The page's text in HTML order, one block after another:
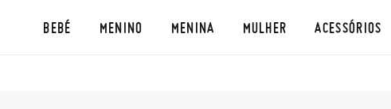
BEBÉ MENINO MENINA MULHER ACESSÓRIOS